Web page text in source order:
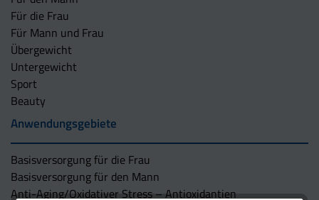
Für die Frau
Für Mann und Frau
Übergewicht
Untergewicht
Sport
Beauty
Anwendungsgebiete
Basisversorgung für die Frau
Basisversorgung für den Mann
Anti-Aging/Oxidativer Stress – Antioxidantien